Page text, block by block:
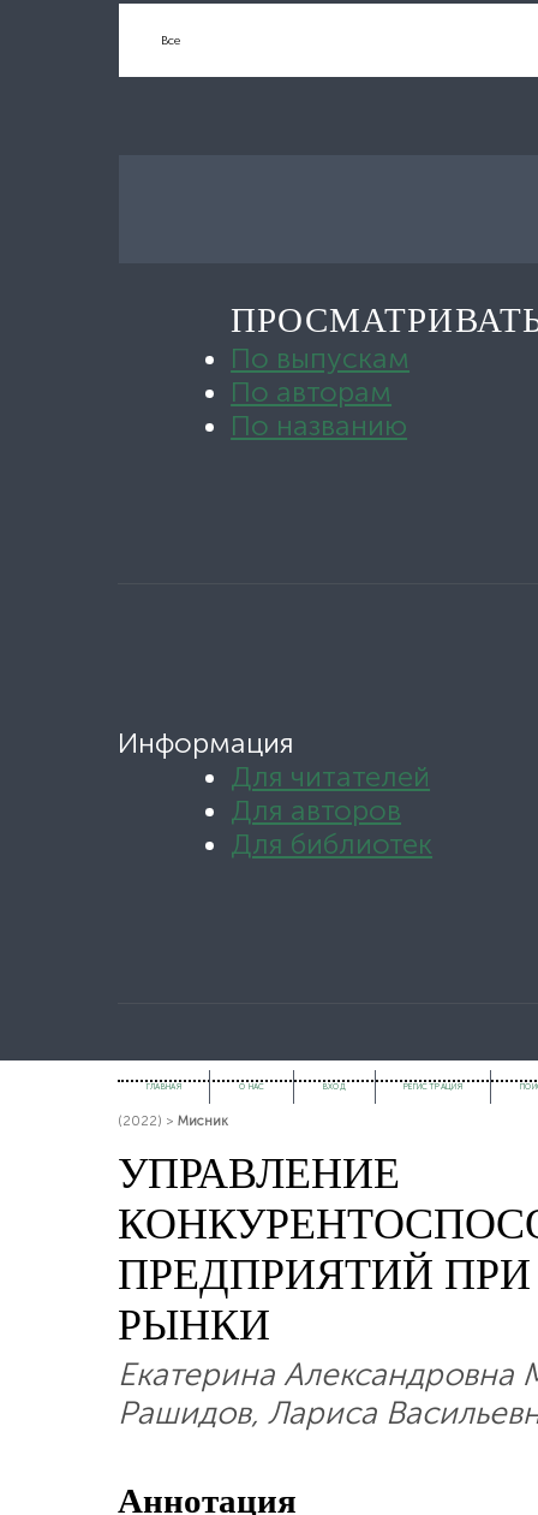
По выпускам
По авторам
По названию
Информация
Для читателей
Для авторов
Для библиотек
ГЛАВНАЯ О НАС ВХОД РЕГИСТРАЦИЯ
(2022) > Мисник
УПРАВЛЕНИЕ
ПРЕДПРИЯТИЙ
РЫНКИ
Екатерина
Рашидов, Лариса
Аннотация